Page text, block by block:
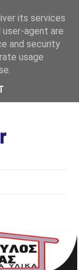
MENU
its services
user-agent are
and security
usage